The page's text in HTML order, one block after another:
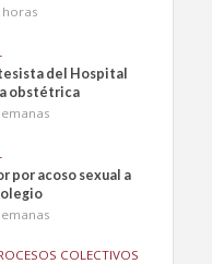
horas
del Hospital
obstétrica
por acoso sexual a
COLECTIVOS